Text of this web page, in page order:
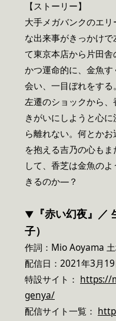
【ストーリー】
大手メガバンクのエ
な出来事がきっかけ
て東京本店から片田
かつ運命的に、金魚
会い、一目ぼれをす
左遷のショックから
きがいにしようと心
ら離れない。何とか
を抱える吉乃の心も
して、香芝は金魚の
きるのか―？
▼ 『赤い幻夜』
子）
作詞：Mio Aoyama
配信日：2021年3月19
特設サイト： https://
genya/
配信サイト一覧：